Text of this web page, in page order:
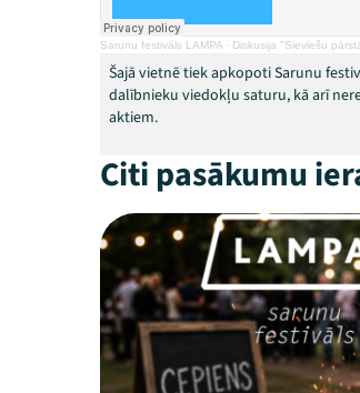
Sarunu festivāls LAMPA · Diskusija "Sieviešu
Šajā vietnē tiek apkopoti Sarunu
dalībnieku viedokļu saturu, kā arī
aktiem.
Citi pasākumu